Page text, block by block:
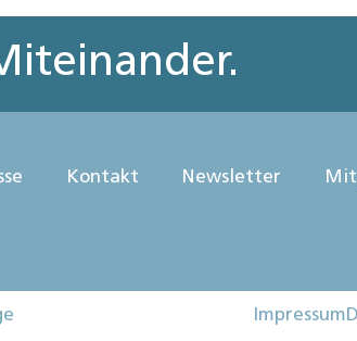
Kontakt Newsletter
Impressum